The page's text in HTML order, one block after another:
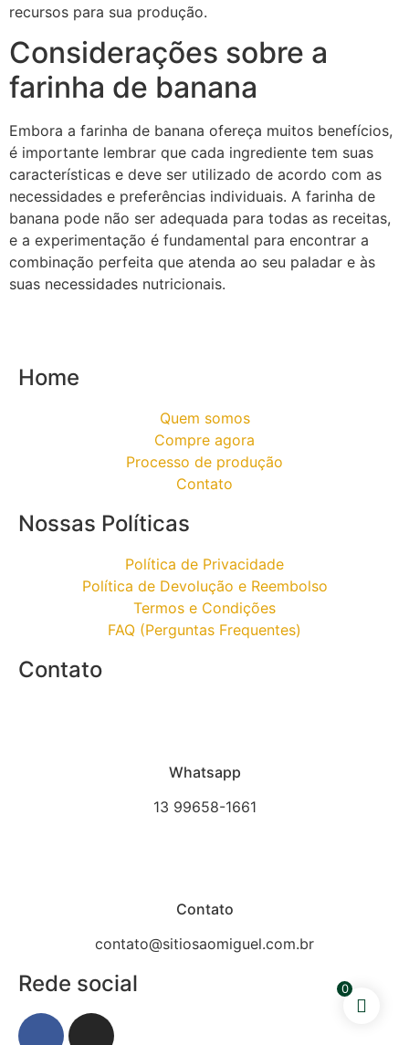
recursos para sua produção.
Considerações sobre a
farinha de banana
Embora a farinha de banana ofereça muitos benefícios,
é importante lembrar que cada ingrediente tem suas
características e deve ser utilizado de acordo com as
necessidades e preferências individuais. A farinha de
banana pode não ser adequada para todas as receitas,
e a experimentação é fundamental para encontrar a
combinação perfeita que atenda ao seu paladar e às
suas necessidades nutricionais.
Home
Quem somos
Compre agora
Processo de produção
Contato
Nossas Políticas
Política de Privacidade
Política de Devolução e Reembolso
Termos e Condições
FAQ (Perguntas Frequentes)
Contato
Whatsapp
13 99658-1661
Contato
contato@sitiosaomiguel.com.br
Rede social 0